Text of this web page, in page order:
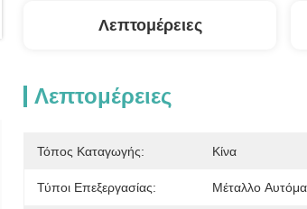
Λεπτομέρειες
Λεπτομέρειες
Τόπος Καταγωγής: Κίνα
Τύποι Επεξεργασίας: Μέταλλο